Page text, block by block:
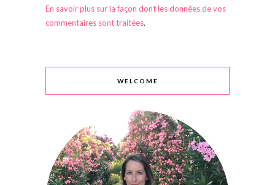
En savoir plus sur la façon dont les données de vos
commentaires sont traitées.
WELCOME